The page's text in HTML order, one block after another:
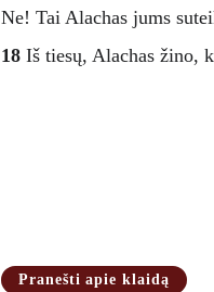
Ne! Tai Alachas jums
18 Iš tiesų, Alachas žino,
Pranešti apie klaidą